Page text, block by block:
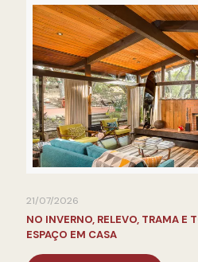
21/07/2026
NO INVERNO, RELEVO, TRAMA E
ESPAÇO EM CASA